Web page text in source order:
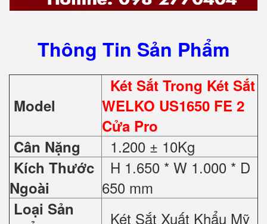
Thông Tin Sản Phẩm
Model
Két Sắt Trong Két Sắt
WELKO US1650 FE 2
Cửa Pro
Cân Nặng
1.200 ± 10Kg
Kích Thước
Ngoài
H 1.650 * W 1.000 * D
650 mm
Loại Sản
Két Sắt Xuất Khẩu Mỹ